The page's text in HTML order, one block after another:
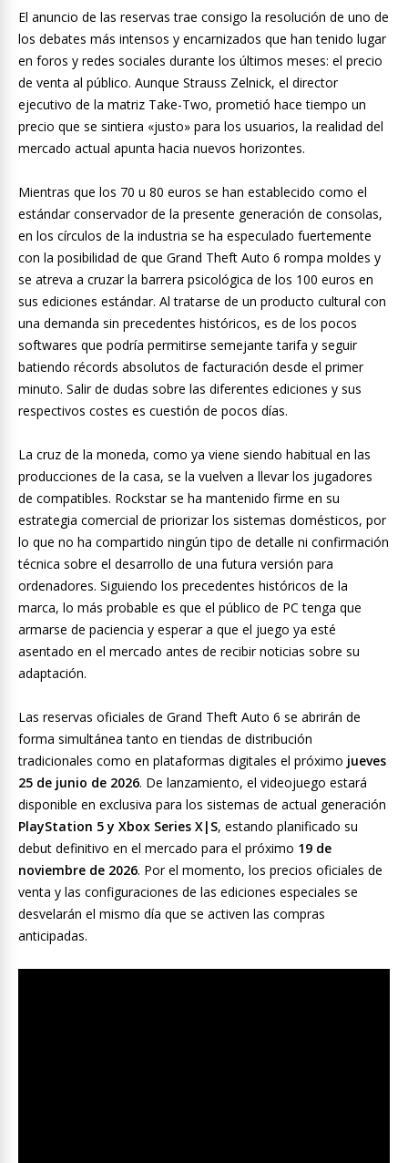
El anuncio de las reservas trae consigo la resolución de uno de
los debates más intensos y encarnizados que han tenido lugar
en foros y redes sociales durante los últimos meses: el precio
de venta al público. Aunque Strauss Zelnick, el director
ejecutivo de la matriz Take-Two, prometió hace tiempo un
precio que se sintiera «justo» para los usuarios, la realidad del
mercado actual apunta hacia nuevos horizontes.
Mientras que los 70 u 80 euros se han establecido como el
estándar conservador de la presente generación de consolas,
en los círculos de la industria se ha especulado fuertemente
con la posibilidad de que Grand Theft Auto 6 rompa moldes y
se atreva a cruzar la barrera psicológica de los 100 euros en
sus ediciones estándar. Al tratarse de un producto cultural con
una demanda sin precedentes históricos, es de los pocos
softwares que podría permitirse semejante tarifa y seguir
batiendo récords absolutos de facturación desde el primer
minuto. Salir de dudas sobre las diferentes ediciones y sus
respectivos costes es cuestión de pocos días.
La cruz de la moneda, como ya viene siendo habitual en las
producciones de la casa, se la vuelven a llevar los jugadores
de compatibles. Rockstar se ha mantenido firme en su
estrategia comercial de priorizar los sistemas domésticos, por
lo que no ha compartido ningún tipo de detalle ni confirmación
técnica sobre el desarrollo de una futura versión para
ordenadores. Siguiendo los precedentes históricos de la
marca, lo más probable es que el público de PC tenga que
armarse de paciencia y esperar a que el juego ya esté
asentado en el mercado antes de recibir noticias sobre su
adaptación.
Las reservas oficiales de Grand Theft Auto 6 se abrirán de
forma simultánea tanto en tiendas de distribución
tradicionales como en plataformas digitales el próximo jueves
25 de junio de 2026. De lanzamiento, el videojuego estará
disponible en exclusiva para los sistemas de actual generación
PlayStation 5 y Xbox Series X|S, estando planificado su
debut definitivo en el mercado para el próximo 19 de
noviembre de 2026. Por el momento, los precios oficiales de
venta y las configuraciones de las ediciones especiales se
desvelarán el mismo día que se activen las compras
anticipadas.